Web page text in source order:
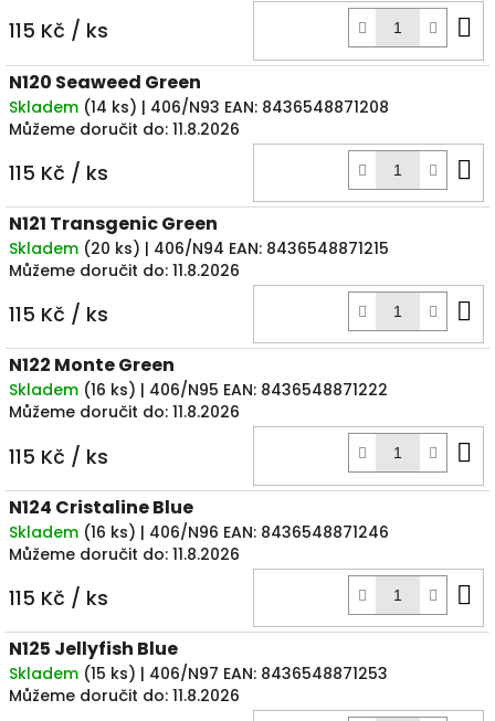
115 Kč / ks
N120 Seaweed Green
Skladem (14 ks) | 406/N93 EAN: 8436548871208
Můžeme doručit do: 11.8.2026
115 Kč / ks
N121 Transgenic Green
Skladem (20 ks) | 406/N94 EAN: 8436548871215
Můžeme doručit do: 11.8.2026
115 Kč / ks
N122 Monte Green
Skladem (16 ks) | 406/N95 EAN: 8436548871222
Můžeme doručit do: 11.8.2026
115 Kč / ks
N124 Cristaline Blue
Skladem (16 ks) | 406/N96 EAN: 8436548871246
Můžeme doručit do: 11.8.2026
115 Kč / ks
N125 Jellyfish Blue
Skladem (15 ks) | 406/N97 EAN: 8436548871253
Můžeme doručit do: 11.8.2026